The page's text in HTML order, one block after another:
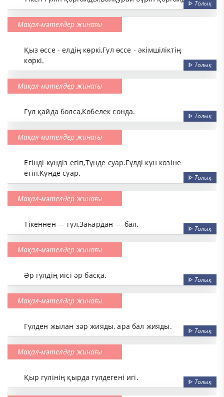
ᐈ Толық
Мақал-мәтелдер жинағы
Қыз өссе - елдің көркі,Гүл өссе - әкімшіліктің
көркі.
ᐈ Толық
Мақал-мәтелдер жинағы
Гүл қайда болса,Көбелек сонда. ᐈ Толық
Мақал-мәтелдер жинағы
Егінді күндіз егіп,Түнде суар.Гүлді күн көзіне
егіп,Күнде суар.
ᐈ Толық
Мақал-мәтелдер жинағы
Тікеннен — гүл,Заһардан — бал. ᐈ Толық
Мақал-мәтелдер жинағы
Әр гүлдің иісі әр басқа. ᐈ Толық
Мақал-мәтелдер жинағы
Гүлден жылан зәр жияды, ара бал жияды. ᐈ Толық
Мақал-мәтелдер жинағы
Қыр гүлінің қырда гүлдегені игі. ᐈ Толық